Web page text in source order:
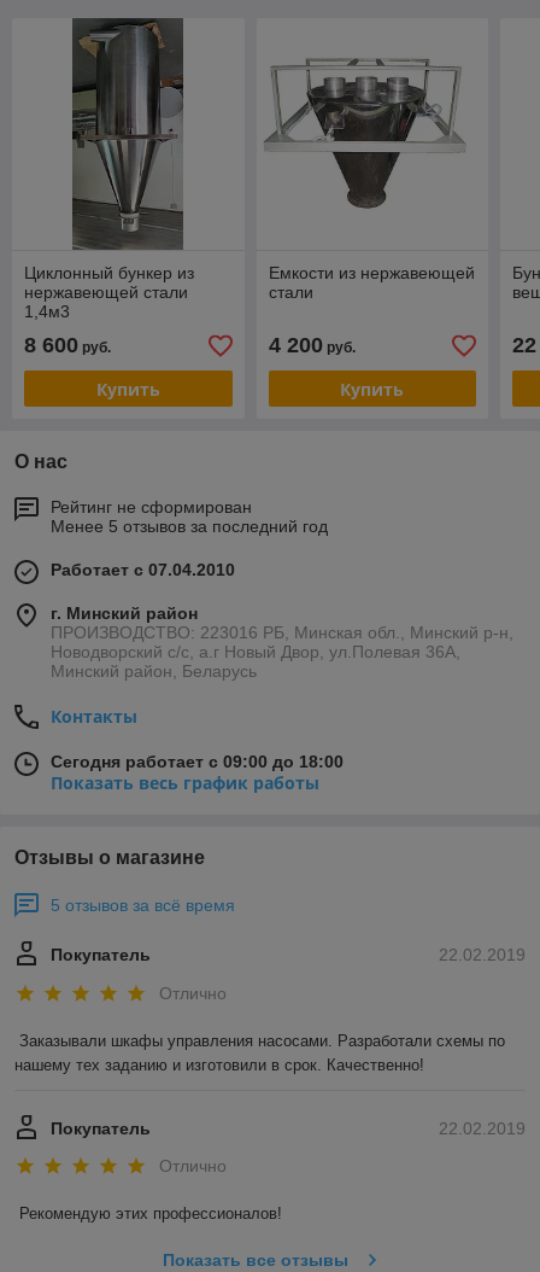
Циклонный бункер из
нержавеющей стали
1,4м3
8 600 руб.
Купить
Емкости из нержавеющей
стали
4 200руб.
Купить
О нас
Рейтинг не сформирован
Менее 5 отзывов за последний год
Работает с 07.04.2010
г. Минский район
ПРОИЗВОДСТВО: 223016 РБ, Минская обл., Минский р-н,
Новодворский с/с, а.г Новый Двор, ул.Полевая 36А,
Минский район, Беларусь
Контакты
Сегодня работает с 09:00 до 18:00
Показать весь график работы
Отзывы о магазине
5 отзывов за всё время
22.02.2019
Покупатель
Отлично
Заказывали шкафы управления насосами. Разработали схемы по
нашему тех заданию и изготовили в срок. Качественно!
22.02.2019
Покупатель
Отлично
Рекомендую этих профессионалов!
Показать все отзывы